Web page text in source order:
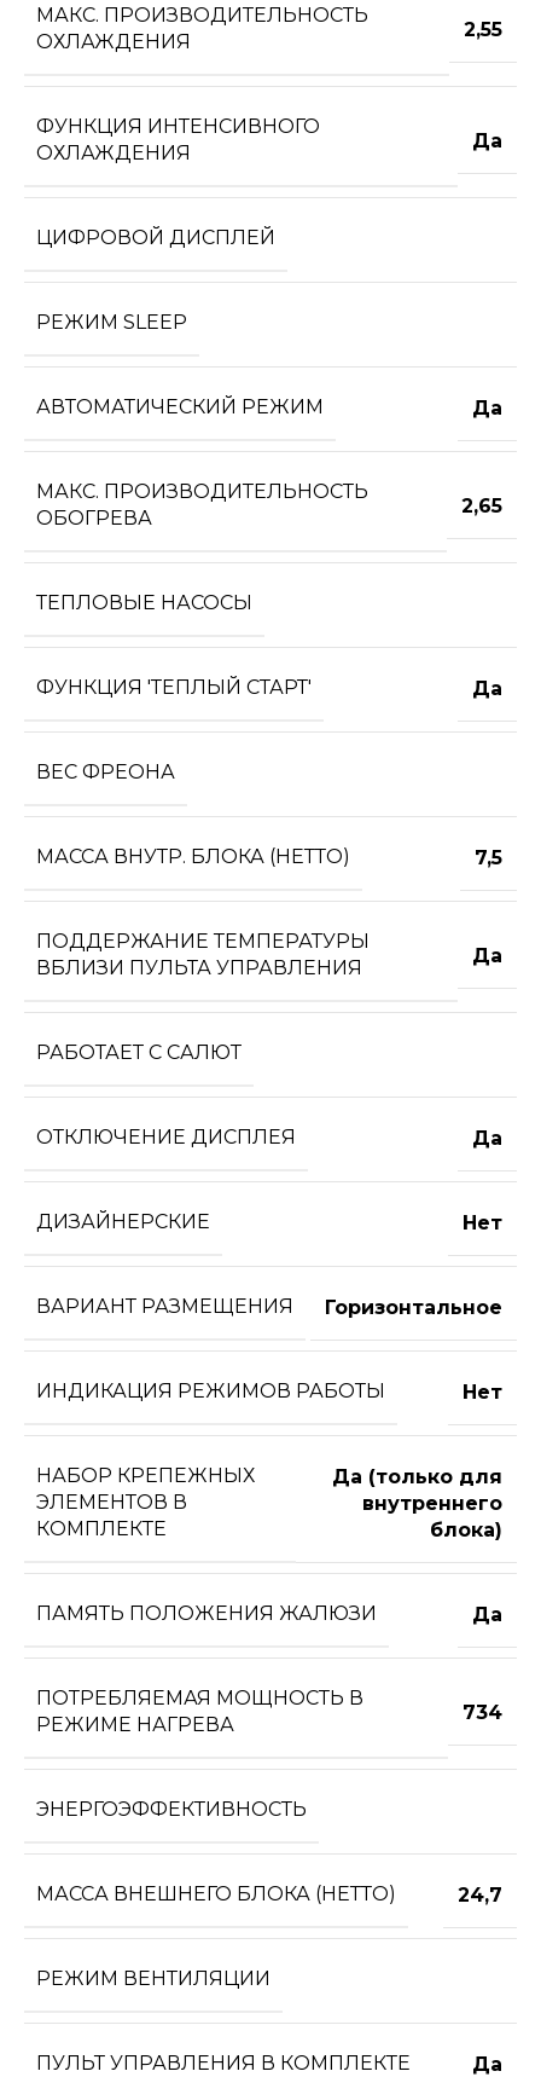
МАКС. ПРОИЗВОДИТЕЛЬНОСТЬ
ОХЛАЖДЕНИЯ
2,55
ФУНКЦИЯ ИНТЕНСИВНОГО
ОХЛАЖДЕНИЯ
Да
ЦИФРОВОЙ ДИСПЛЕЙ
РЕЖИМ SLEEP
АВТОМАТИЧЕСКИЙ РЕЖИМ Да
МАКС. ПРОИЗВОДИТЕЛЬНОСТЬ
ОБОГРЕВА
2,65
ТЕПЛОВЫЕ НАСОСЫ
ФУНКЦИЯ 'ТЕПЛЫЙ СТАРТ' Да
ВЕС ФРЕОНА
МАССА ВНУТР. БЛОКА (НЕТТО) 7,5
ПОДДЕРЖАНИЕ ТЕМПЕРАТУРЫ
ВБЛИЗИ ПУЛЬТА УПРАВЛЕНИЯ
Да
РАБОТАЕТ С САЛЮТ
ОТКЛЮЧЕНИЕ ДИСПЛЕЯ Да
ДИЗАЙНЕРСКИЕ Нет
ВАРИАНТ РАЗМЕЩЕНИЯ Горизонтальное
ИНДИКАЦИЯ РЕЖИМОВ РАБОТЫ Нет
НАБОР КРЕПЕЖНЫХ
ЭЛЕМЕНТОВ В
КОМПЛЕКТЕ
Да (только для
внутреннего
блока)
ПАМЯТЬ ПОЛОЖЕНИЯ ЖАЛЮЗИ Да
ПОТРЕБЛЯЕМАЯ МОЩНОСТЬ В
РЕЖИМЕ НАГРЕВА
734
ЭНЕРГОЭФФЕКТИВНОСТЬ
МАССА ВНЕШНЕГО БЛОКА (НЕТТО) 24,7
РЕЖИМ ВЕНТИЛЯЦИИ
ПУЛЬТ УПРАВЛЕНИЯ В КОМПЛЕКТЕ Да